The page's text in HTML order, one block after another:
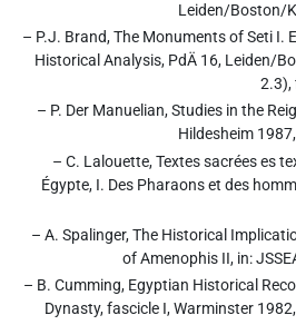
Leiden/Boston/
– P.J. Brand, The Monuments of Seti I.
Historical Analysis, PdÄ 16, Leiden/
2.3),
– P. Der Manuelian, Studies in the
Hildesheim
– C. Lalouette, Textes sacrées es
Égypte, I. Des Pharaons et des
– A. Spalinger, The Historical
of Amenophis II, in:
– B. Cumming, Egyptian Historical
Dynasty, fascicle I, Warminster